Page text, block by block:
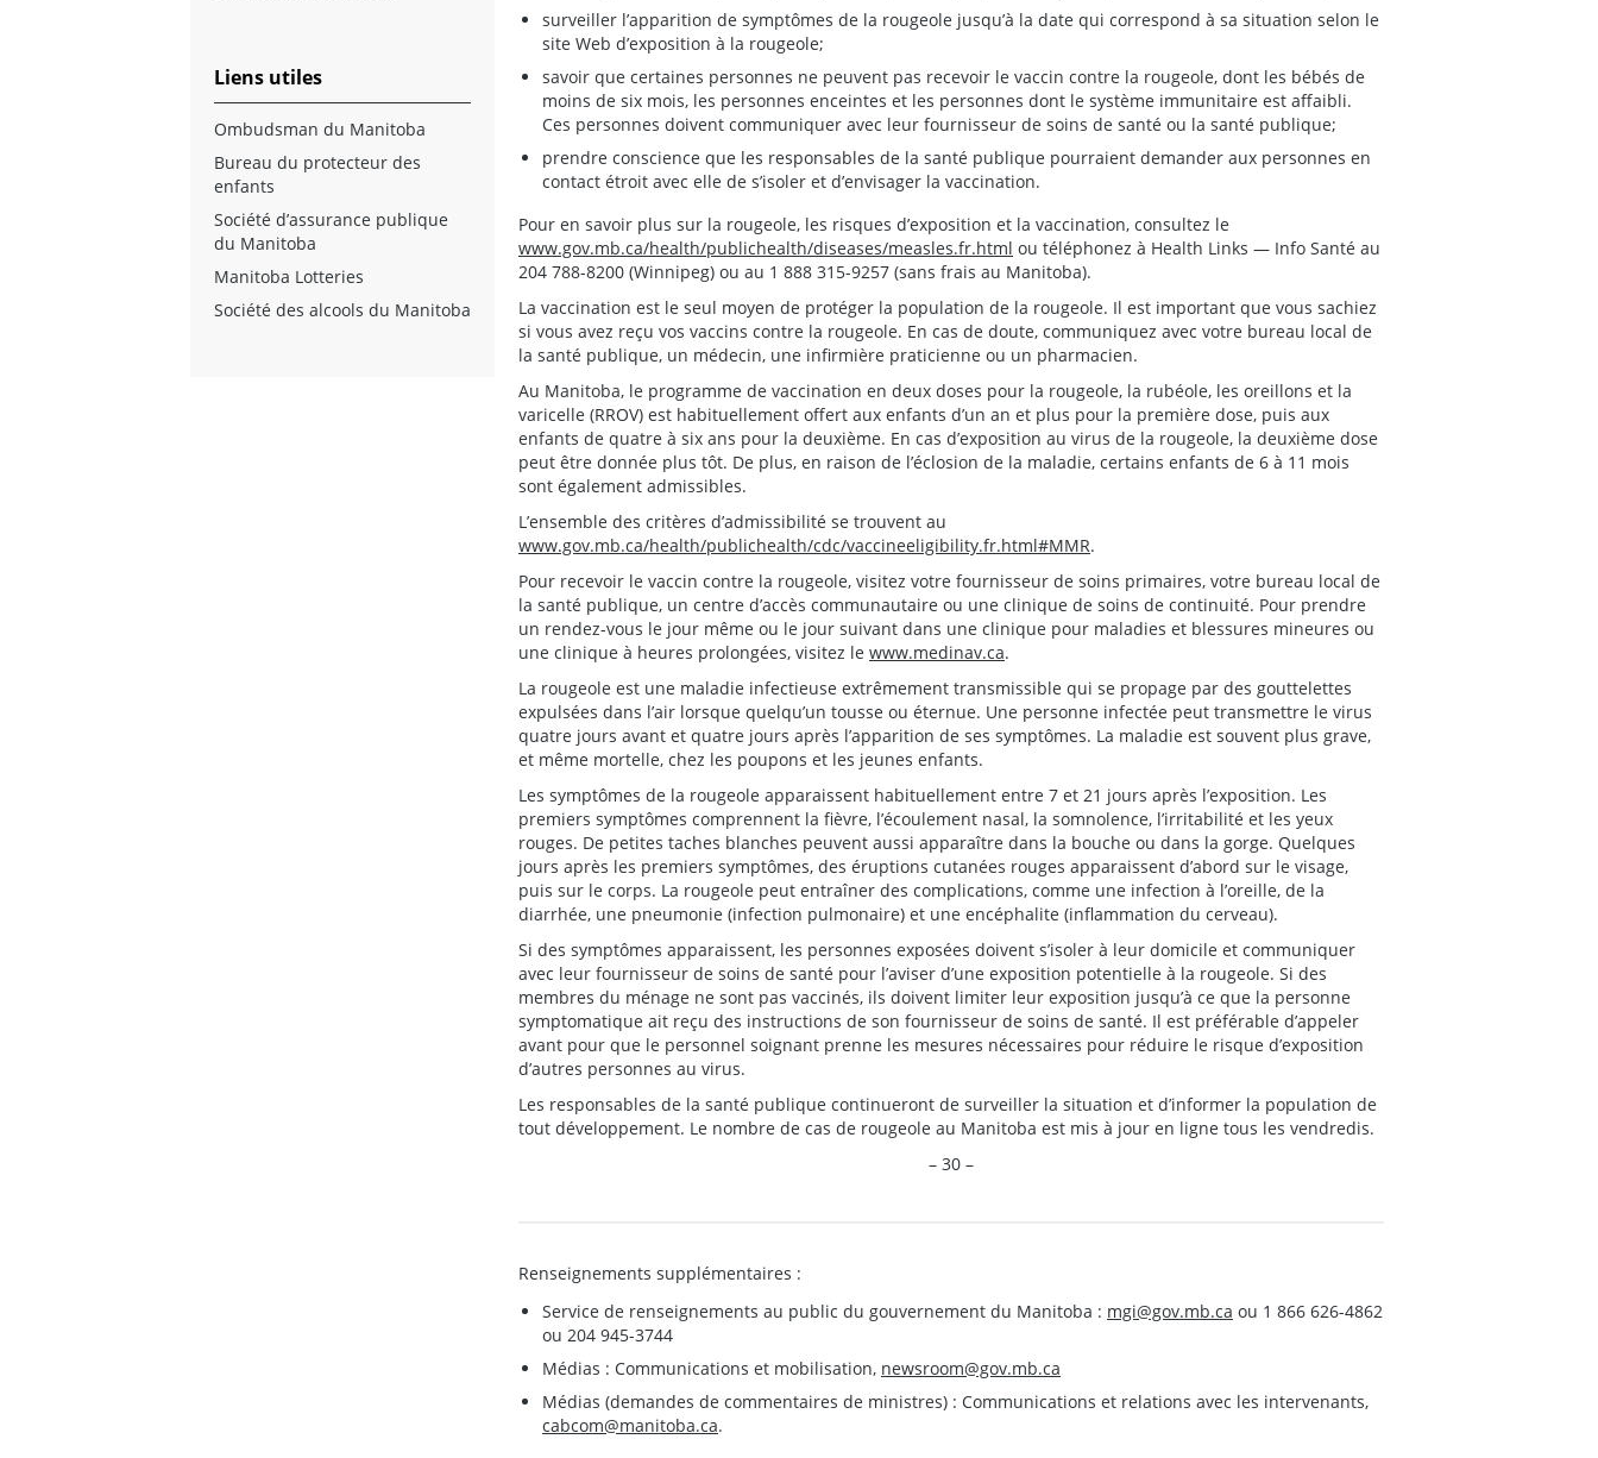
surveiller l’apparition de symptômes de la rougeole jusqu’à la date qui correspond à sa situation selon le
site Web d’exposition à la rougeole;
savoir que certaines personnes ne peuvent pas recevoir le vaccin contre la rougeole, dont les bébés de
moins de six mois, les personnes enceintes et les personnes dont le système immunitaire est affaibli.
Ces personnes doivent communiquer avec leur fournisseur de soins de santé ou la santé publique;
prendre conscience que les responsables de la santé publique pourraient demander aux personnes en
contact étroit avec elle de s’isoler et d’envisager la vaccination.
Pour en savoir plus sur la rougeole, les risques d’exposition et la vaccination, consultez le
www.gov.mb.ca/health/publichealth/diseases/measles.fr.html ou téléphonez à Health Links — Info Santé au
204 788-8200 (Winnipeg) ou au 1 888 315-9257 (sans frais au Manitoba).
La vaccination est le seul moyen de protéger la population de la rougeole. Il est important que vous sachiez
si vous avez reçu vos vaccins contre la rougeole. En cas de doute, communiquez avec votre bureau local de
la santé publique, un médecin, une infirmière praticienne ou un pharmacien.
Au Manitoba, le programme de vaccination en deux doses pour la rougeole, la rubéole, les oreillons et la
varicelle (RROV) est habituellement offert aux enfants d’un an et plus pour la première dose, puis aux
enfants de quatre à six ans pour la deuxième. En cas d’exposition au virus de la rougeole, la deuxième dose
peut être donnée plus tôt. De plus, en raison de l’éclosion de la maladie, certains enfants de 6 à 11 mois
sont également admissibles.
L’ensemble des critères d’admissibilité se trouvent au
www.gov.mb.ca/health/publichealth/cdc/vaccineeligibility.fr.html#MMR.
Pour recevoir le vaccin contre la rougeole, visitez votre fournisseur de soins primaires, votre bureau local de
la santé publique, un centre d’accès communautaire ou une clinique de soins de continuité. Pour prendre
un rendez-vous le jour même ou le jour suivant dans une clinique pour maladies et blessures mineures ou
une clinique à heures prolongées, visitez le www.medinav.ca.
La rougeole est une maladie infectieuse extrêmement transmissible qui se propage par des gouttelettes
expulsées dans l’air lorsque quelqu’un tousse ou éternue. Une personne infectée peut transmettre le virus
quatre jours avant et quatre jours après l’apparition de ses symptômes. La maladie est souvent plus grave,
et même mortelle, chez les poupons et les jeunes enfants.
Les symptômes de la rougeole apparaissent habituellement entre 7 et 21 jours après l’exposition. Les
premiers symptômes comprennent la fièvre, l’écoulement nasal, la somnolence, l’irritabilité et les yeux
rouges. De petites taches blanches peuvent aussi apparaître dans la bouche ou dans la gorge. Quelques
jours après les premiers symptômes, des éruptions cutanées rouges apparaissent d’abord sur le visage,
puis sur le corps. La rougeole peut entraîner des complications, comme une infection à l’oreille, de la
diarrhée, une pneumonie (infection pulmonaire) et une encéphalite (inflammation du cerveau).
Si des symptômes apparaissent, les personnes exposées doivent s’isoler à leur domicile et communiquer
avec leur fournisseur de soins de santé pour l’aviser d’une exposition potentielle à la rougeole. Si des
membres du ménage ne sont pas vaccinés, ils doivent limiter leur exposition jusqu’à ce que la personne
symptomatique ait reçu des instructions de son fournisseur de soins de santé. Il est préférable d’appeler
avant pour que le personnel soignant prenne les mesures nécessaires pour réduire le risque d’exposition
d’autres personnes au virus.
Les responsables de la santé publique continueront de surveiller la situation et d’informer la population de
tout développement. Le nombre de cas de rougeole au Manitoba est mis à jour en ligne tous les vendredis.
– 30 –
Renseignements supplémentaires :
Service de renseignements au public du gouvernement du Manitoba : mgi@gov.mb.ca ou 1 866 626-4862
ou 204 945-3744
Médias : Communications et mobilisation, newsroom@gov.mb.ca
Médias (demandes de commentaires de ministres) : Communications et relations avec les intervenants,
cabcom@manitoba.ca.
Liens utiles
Ombudsman du Manitoba
Bureau du protecteur des
enfants
Société d’assurance publique
du Manitoba
Manitoba Lotteries
Société des alcools du Manitoba